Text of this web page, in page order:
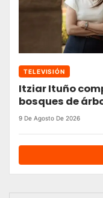
TELEVISIÓN
Itziar Ituño
bosques de
‘Patagonia’
9 De Agosto De 2026